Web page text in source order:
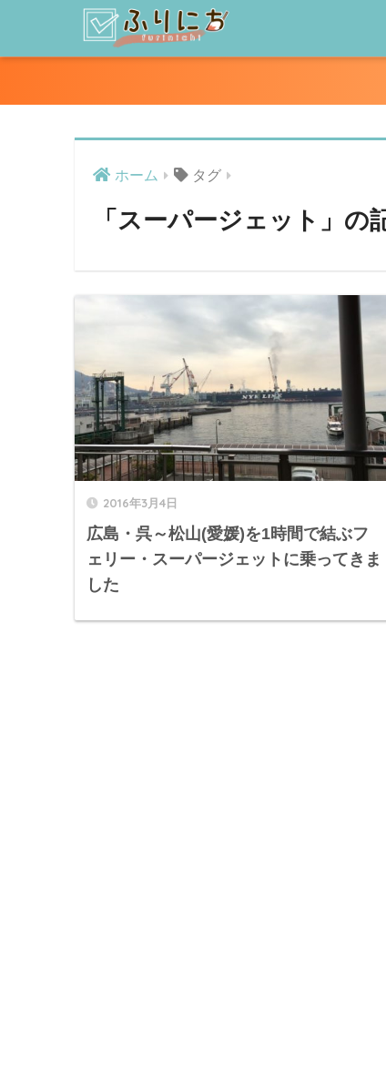
ホーム タグ
「スーパージェット」の
2016年3月4日
広島・呉～松山(愛媛)を1時間で結ぶフ
ェリー・スーパージェットに乗ってきま
した